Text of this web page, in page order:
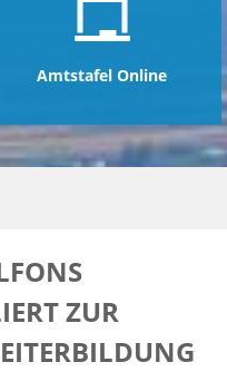
Amtstafel Online
ZUR